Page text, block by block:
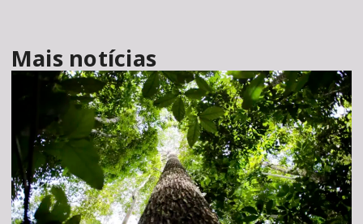
Mais notícias